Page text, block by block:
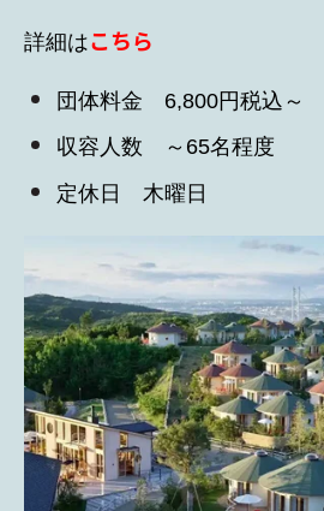
詳細はこちら
団体料金 6,800円税込～
収容人数 ～65名程度
定休日 木曜日